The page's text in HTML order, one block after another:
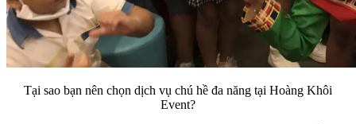
Tại sao bạn nên chọn dịch vụ chú hề đa năng tại Hoàng Khôi
Event?